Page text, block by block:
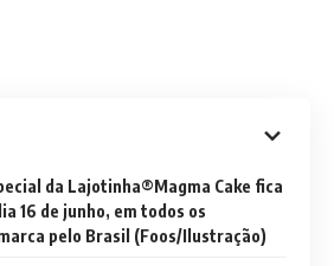
da Lajotinha®Magma Cake fica
16 de junho, em todos os
pelo Brasil (Foos/Ilustração)